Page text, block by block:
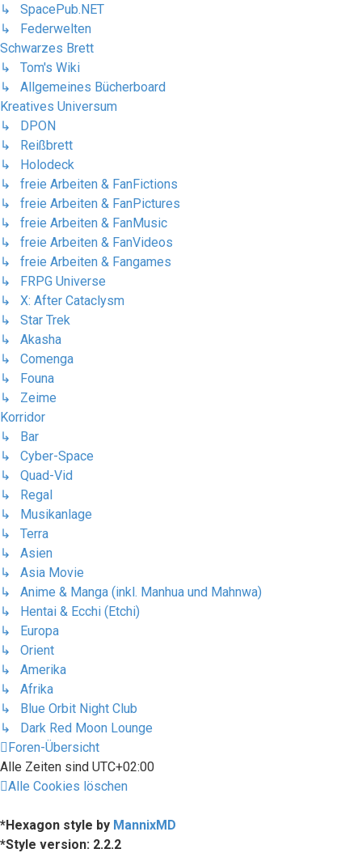
↳ SpacePub.NET
↳ Federwelten
Schwarzes Brett
↳ Tom's Wiki
↳ Allgemeines Bücherboard
Kreatives Universum
↳ DPON
↳ Reißbrett
↳ Holodeck
↳ freie Arbeiten & FanFictions
↳ freie Arbeiten & FanPictures
↳ freie Arbeiten & FanMusic
↳ freie Arbeiten & FanVideos
↳ freie Arbeiten & Fangames
↳ FRPG Universe
↳ X: After Cataclysm
↳ Star Trek
↳ Akasha
↳ Comenga
↳ Founa
↳ Zeime
Korridor
↳ Bar
↳ Cyber-Space
↳ Quad-Vid
↳ Regal
↳ Musikanlage
↳ Terra
↳ Asien
↳ Asia Movie
↳ Anime & Manga (inkl. Manhua und Mahnwa)
↳ Hentai & Ecchi (Etchi)
↳ Europa
↳ Orient
↳ Amerika
↳ Afrika
↳ Blue Orbit Night Club
↳ Dark Red Moon Lounge
Foren-Übersicht
Alle Zeiten sind UTC+02:00
Alle Cookies löschen
*Hexagon style by MannixMD
*Style version: 2.2.2